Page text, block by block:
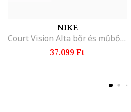
NIKE
Court Vision Alta bőr és műbőr flatform sneaker, Fehér/Fekete
37.099 Ft